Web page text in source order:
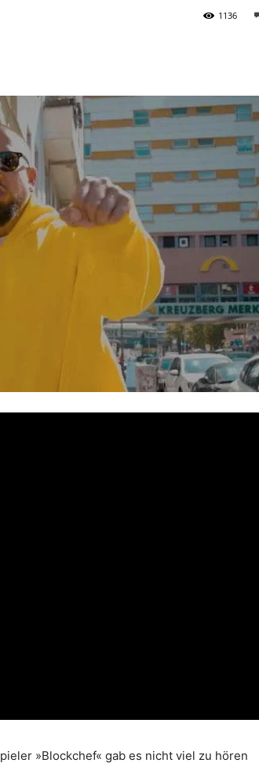
1136
»Blockchef« gab es nicht viel zu hören